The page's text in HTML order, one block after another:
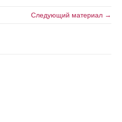
Следующий материал →